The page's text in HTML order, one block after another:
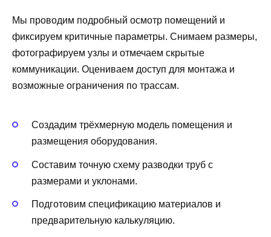
Мы проводим подробный осмотр помещений и
фиксируем критичные параметры. Снимаем размеры,
фотографируем узлы и отмечаем скрытые
коммуникации. Оцениваем доступ для монтажа и
возможные ограничения по трассам.
Создадим трёхмерную модель помещения и
размещения оборудования.
Составим точную схему разводки труб с
размерами и уклонами.
Подготовим спецификацию материалов и
предварительную калькуляцию.